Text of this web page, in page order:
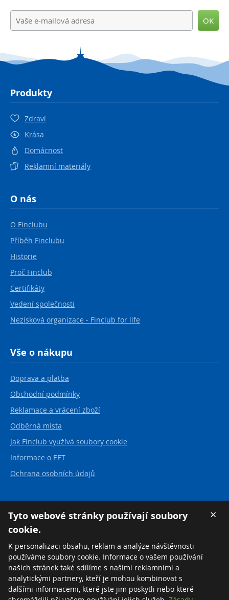
OK
Produkty
Zdraví
Krása
Domácnost
Reklamní materiály
O nás
O Finclubu
Příběh Finclubu
Historie
Proč Finclub
Certifikáty
Vedení společnosti
Nezisková organizace - Finclub for life
Vše o nákupu
Doprava a platba
Obchodní podmínky
Reklamace a vrácení zboží
Odběrná místa
Jak Finclub využívá soubory cookie
Informace o EET
Ochrana osobních údajů
FINCLUB plus, a.s.
Karvinská 21
737 01 Český Těšín
Česká republika
Tel:+420 558 711 550
Zdarma:
+420 800 169 570
×
Tyto webové stránky používají soubory
cookie.
K personalizaci obsahu, reklam a analýze návštěvnosti
používáme soubory cookie. Informace o vašem používání
našich stránek také sdílíme s našimi reklamními a
analytickými partnery, kteří je mohou kombinovat s
dalšími informacemi, které jste jim poskytli nebo které